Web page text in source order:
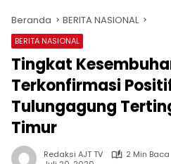
Beranda BERITA NASIONAL
BERITA NASIONAL
Tingkat
Terkonfirmasi
Tulungagung
Timur
Redaksi AJT TV
2 Min Baca